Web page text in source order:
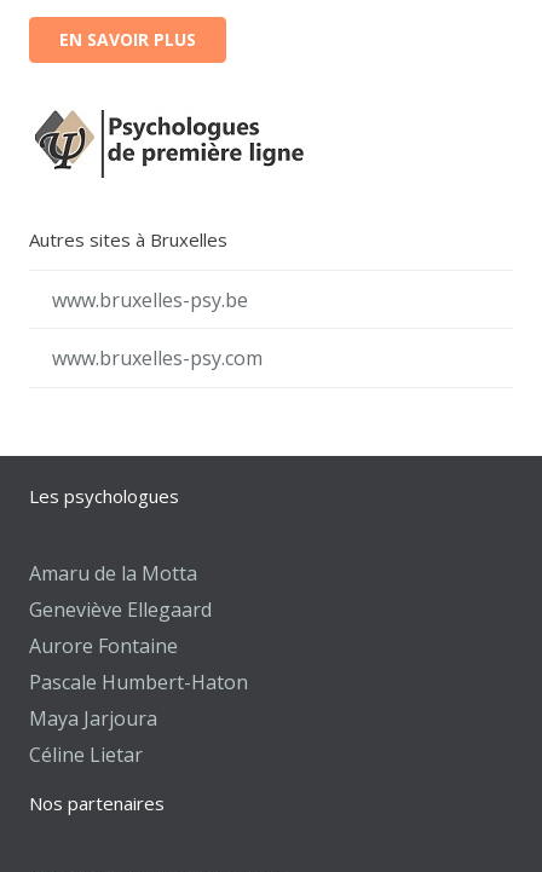
EN SAVOIR PLUS
Autres sites à Bruxelles
www.bruxelles-psy.be
www.bruxelles-psy.com
Les psychologues
Amaru de la Motta
Geneviève Ellegaard
Aurore Fontaine
Pascale Humbert-Haton
Maya Jarjoura
Céline Lietar
Nos partenaires